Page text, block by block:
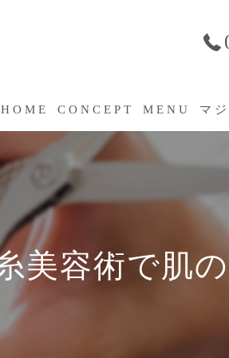
HOME CONCEPT MENU
よくあるご質
マ
美容術で肌